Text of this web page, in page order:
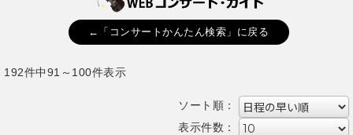
←「コンサートかんたん検索」に戻る
192件中91～100件表示
ソート順：
表示件数：